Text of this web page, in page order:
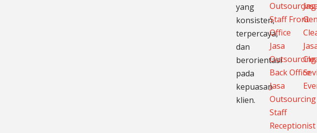
yang
konsisten,
terpercaya,
dan
berorientasi
pada
kepuasan
klien.
Outsourcing
Staff Front
Office
Jasa
Outsourcing
Back Office
Jasa
Outsourcing
Staff
Receptionist